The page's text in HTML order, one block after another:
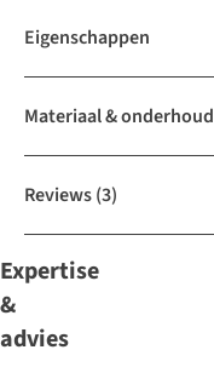
Eigenschappen
Materiaal & onderhoud
Reviews(3)
Expertise
&
advies